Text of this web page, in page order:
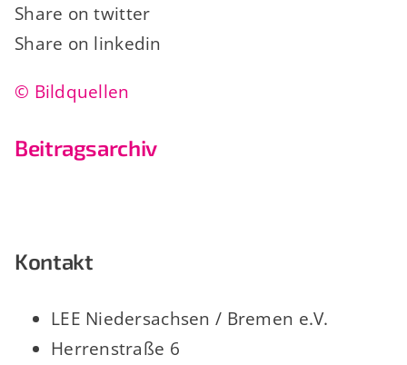
Share on twitter
Share on linkedin
© Bildquellen
Beitragsarchiv
Kontakt
LEE Niedersachsen / Bremen e.V.
Herrenstraße 6